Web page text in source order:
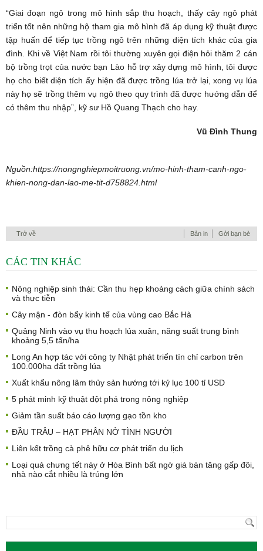
“Giai đoạn ngô trong mô hình sắp thu hoạch, thấy cây ngô phát
triển tốt nên những hộ tham gia mô hình đã áp dụng kỹ thuật được
tập huấn để tiếp tục trồng ngô trên những diện tích khác của gia
đình. Khi về Việt Nam rồi tôi thường xuyên gọi điện hỏi thăm 2 cán
bộ trồng trọt của nước bạn Lào hỗ trợ xây dựng mô hình, tôi được
họ cho biết diện tích ấy hiện đã được trồng lúa trở lại, xong vụ lúa
này họ sẽ trồng thêm vụ ngô theo quy trình đã được hướng dẫn để
có thêm thu nhập”, kỹ sư Hồ Quang Thạch cho hay.
Vũ Đình Thung
Nguồn:https://nongnghiepmoitruong.vn/mo-hinh-tham-canh-ngo-
khien-nong-dan-lao-me-tit-d758824.html
Trở về Gởi bạn bè
Bản in
CÁC TIN KHÁC
Nông nghiệp sinh thái: Cần thu hẹp khoảng cách giữa chính sách
và thực tiễn
Cây mận - đòn bẩy kinh tế của vùng cao Bắc Hà
Quảng Ninh vào vụ thu hoạch lúa xuân, năng suất trung bình
khoảng 5,5 tấn/ha
Long An hợp tác với công ty Nhật phát triển tín chỉ carbon trên
100.000ha đất trồng lúa
Xuất khẩu nông lâm thủy sản hướng tới kỷ lục 100 tỉ USD
5 phát minh kỹ thuật đột phá trong nông nghiệp
Giảm tần suất báo cáo lượng gạo tồn kho
ĐẦU TRÂU – HẠT PHÂN NỞ TÌNH NGƯỜI
Liên kết trồng cà phê hữu cơ phát triển du lịch
Loại quả chưng tết này ở Hòa Bình bất ngờ giá bán tăng gấp đôi,
nhà nào cắt nhiều là trúng lớn